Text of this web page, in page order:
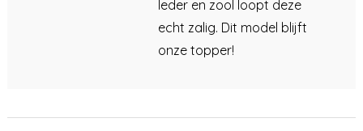
leder en zool loopt deze
echt zalig. Dit model blijft
onze topper!